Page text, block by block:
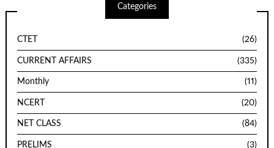
Categories
CTET (26)
CURRENT AFFAIRS (335)
Monthly (11)
NCERT (20)
NET CLASS (84)
PRELIMS (3)